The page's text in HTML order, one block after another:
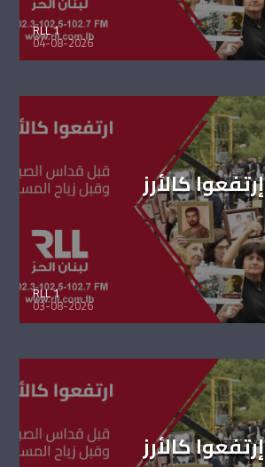
RLL 1
04-08-2026
إرتفعوا كالأرز
RLL 1
03-08-2026
إرتفعوا كالأرز